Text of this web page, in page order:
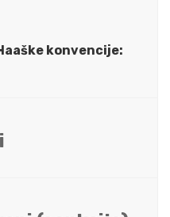
konvencije: